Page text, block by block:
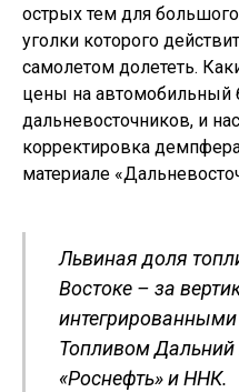
острых тем для
уголки которого
самолетом долететь.
цены на автомобильный
дальневосточников, и
корректировка
материале
Львиная доля
Востоке – за
Топливом Дальний
«Роснефть» и ННК.